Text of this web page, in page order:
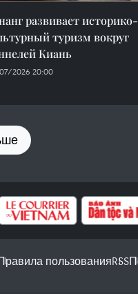
развивает историко-
туризм вокруг
Киань
2026 20:00
пользованияRSS